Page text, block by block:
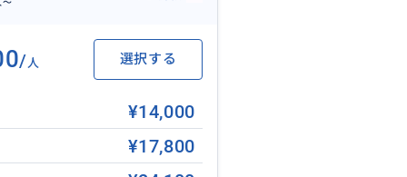
、絶妙な圧で旅の疲れを芯か
〜
/人 選択する
¥14,000
¥17,800